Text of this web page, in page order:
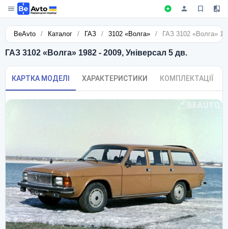
BeAvto / Каталог / ГАЗ / 3102 «Волга» / ГАЗ 3102 «Волга»
ГАЗ 3102 «Волга» 1982 - 2009, Універсал 5 дв.
КАРТКА МОДЕЛІ ХАРАКТЕРИСТИКИ КОМПЛЕКТАЦІЇ